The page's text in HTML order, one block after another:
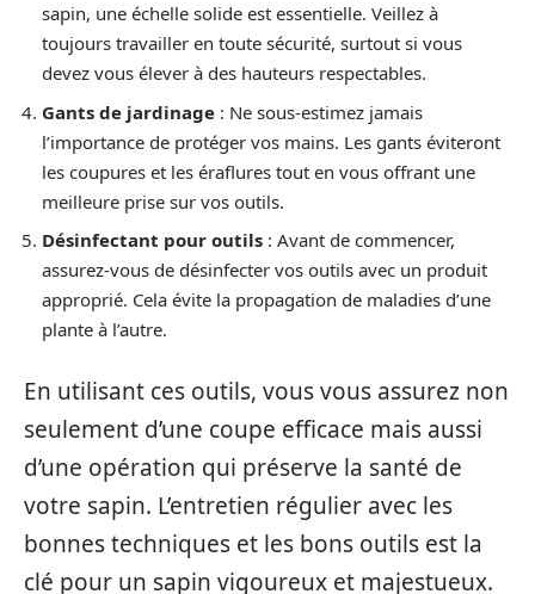
sapin, une échelle solide est essentielle. Veillez à
toujours travailler en toute sécurité, surtout si vous
devez vous élever à des hauteurs respectables.
Gants de jardinage : Ne sous-estimez jamais
l’importance de protéger vos mains. Les gants éviteront
les coupures et les éraflures tout en vous offrant une
meilleure prise sur vos outils.
Désinfectant pour outils : Avant de commencer,
assurez-vous de désinfecter vos outils avec un produit
approprié. Cela évite la propagation de maladies d’une
plante à l’autre.
En utilisant ces outils, vous vous assurez non
seulement d’une coupe efficace mais aussi
d’une opération qui préserve la santé de
votre sapin. L’entretien régulier avec les
bonnes techniques et les bons outils est la
clé pour un sapin vigoureux et majestueux.